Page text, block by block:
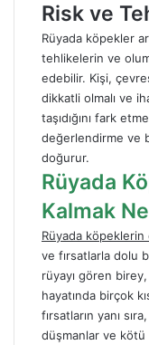
Risk ve
Rüyada köpekler
tehlikelerin ve
edebilir. Kişi,
dikkatli olmalı ve
taşıdığını fark
değerlendirme ve
doğurur.
Rüyada
Kalmak
Rüyada köpeklerin
ve fırsatlarla dolu
rüyayı gören
hayatında birçok
fırsatların yanı
düşmanlar ve kötü